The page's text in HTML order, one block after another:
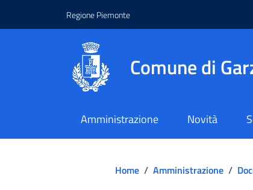
Regione Piemonte
Comune di
Amministrazione Novità
Home / Amministrazione /